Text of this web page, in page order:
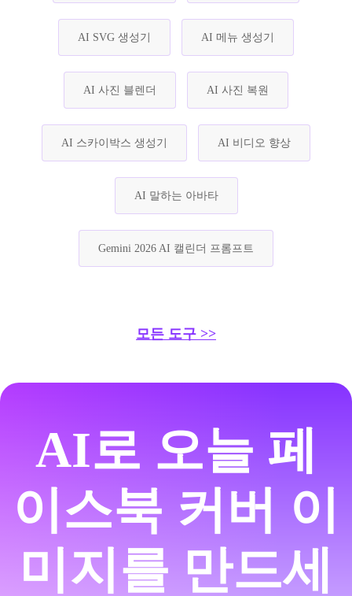
AI SVG 생성기 AI 메뉴 생성기
AI 사진 블렌더 AI 사진 복원
AI 스카이박스 생성기 AI 비디오 향상
AI 말하는 아바타
Gemini 2026 AI 캘린더 프롬프트
모든 도구 >>
AI로 오늘 페
이스북 커버 이
미지를 만드세